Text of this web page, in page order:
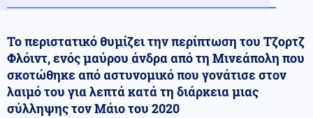
Το περιστατικό θυμίζει την περίπτωση του Τζορτζ
Φλόιντ, ενός μαύρου άνδρα από τη Μινεάπολη που
σκοτώθηκε από αστυνομικό που γονάτισε στον
λαιμό του για λεπτά κατά τη διάρκεια μιας
σύλληψης τον Μάιο του 2020